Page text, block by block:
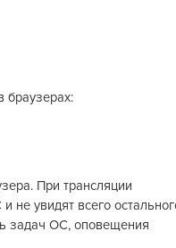
браузерах:
При трансляции
не увидят всего
задач ОС, оповещения